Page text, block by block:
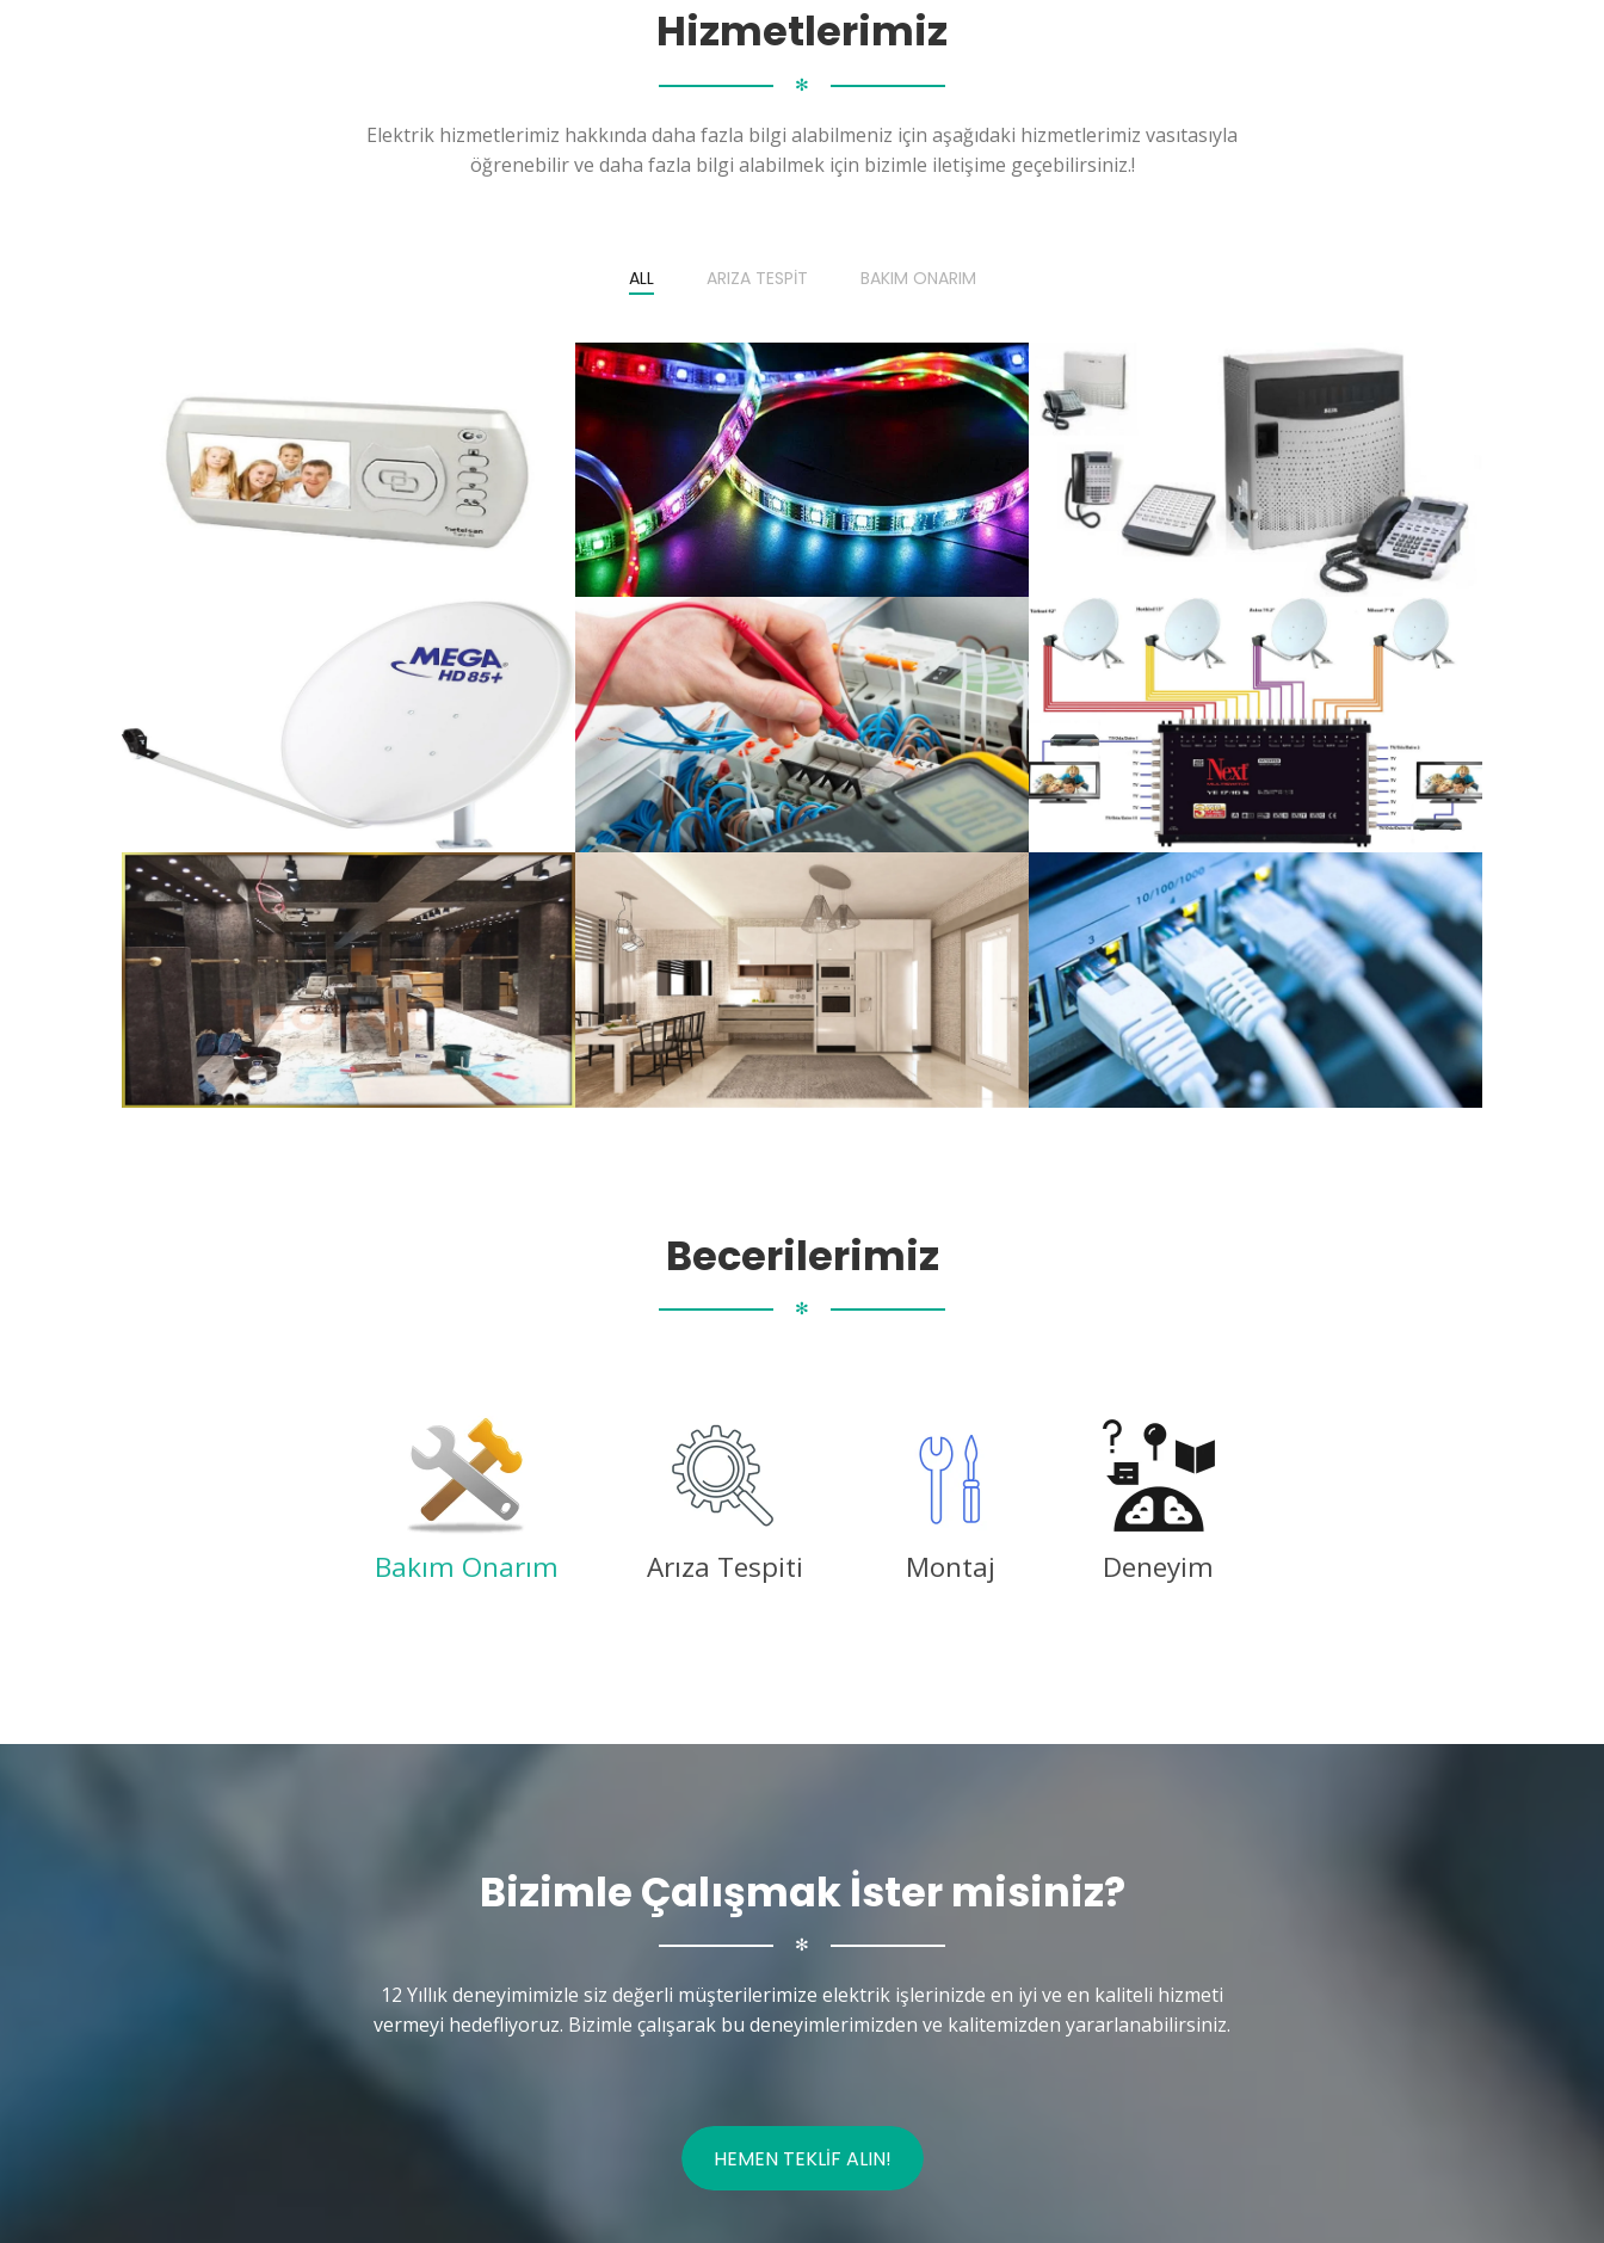
Hizmetlerimiz
✻
Elektrik hizmetlerimiz hakkında daha fazla bilgi alabilmeniz için aşağıdaki hizmetlerimiz vasıtasıyla
öğrenebilir ve daha fazla bilgi alabilmek için bizimle iletişime geçebilirsiniz.!
ALL ARIZA TESPIT BAKIM ONARIM
Becerilerimiz
✻
Bakım Onarım Arıza Tespiti Montaj Deneyim
Bizimle Çalışmak İster misiniz?
✻
12 Yıllık deneyimimizle siz değerli müşterilerimize elektrik işlerinizde en iyi ve en kaliteli hizmeti
vermeyi hedefliyoruz. Bizimle çalışarak bu deneyimlerimizden ve kalitemizden yararlanabilirsiniz.
HEMEN TEKLIF ALIN!